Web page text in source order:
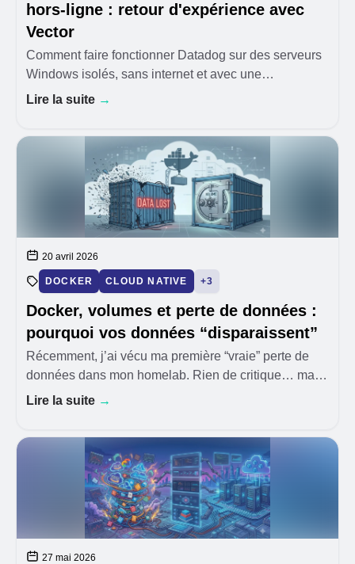
hors-ligne : retour d'expérience avec
Vector
Comment faire fonctionner Datadog sur des serveurs
Windows isolés, sans internet et avec une
anonymisation stricte des données ? Retour
Lire la suite →
20 avril 2026
DOCKER CLOUD NATIVE +3
Docker, volumes et perte de données :
pourquoi vos données “disparaissent”
Récemment, j’ai vécu ma première “vraie” perte de
données dans mon homelab. Rien de critique… mais
suffisamment frustrant pour me rappeler une règle
Lire la suite →
27 mai 2026